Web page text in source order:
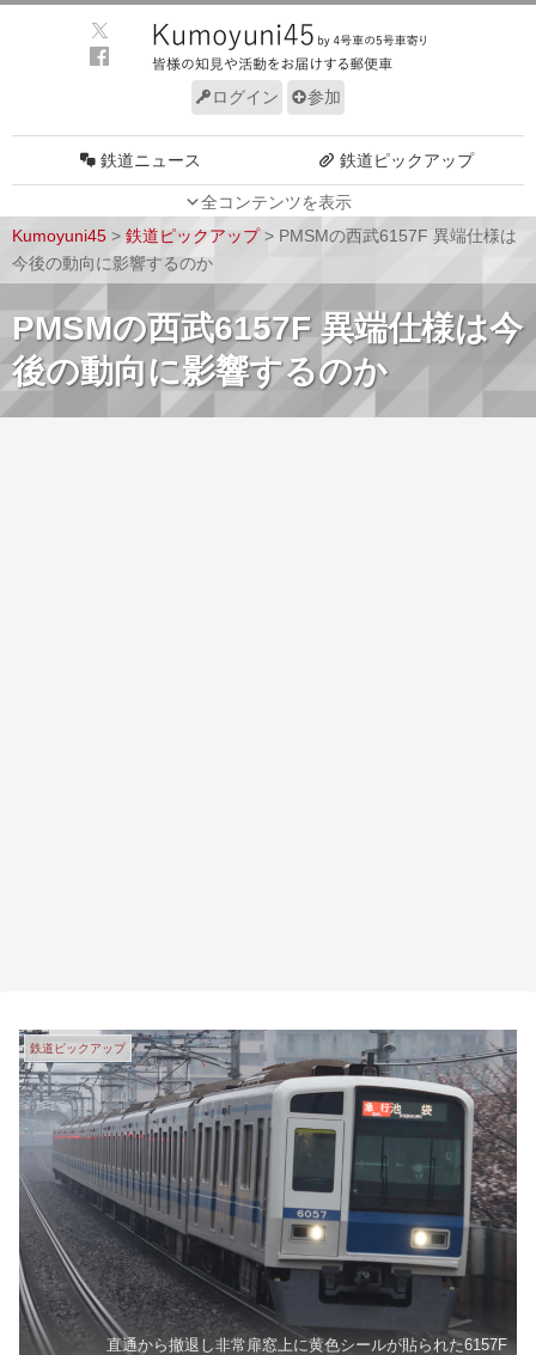
ログイン 参加
全コンテンツを表示
鉄道ニュース 鉄道ピックアップ
車両技術
Kumoyuni45 > 鉄道ピックアップ> PMSMの西武6157F 異端仕様は
今後の動向に影響するのか
PMSMの西武6157F 異端仕様は今
後の動向に影響するのか
鉄道ピックアップ
直通から撤退し非常扉窓上に黄色シールが貼られた6157F